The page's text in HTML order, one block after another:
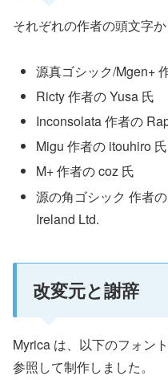
それぞれの作者の頭文字
源真ゴシック/Mgen+
Ricty 作者の Yusa 氏
Inconsolata 作者の
Migu 作者の itouhiro 氏
M+ 作者の coz 氏
源の角ゴシック 作者
Ireland Ltd.
改変元と謝辞
Myrica は、以下のフォン
参照して制作しました。